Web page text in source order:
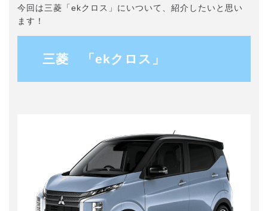
今回は三菱「ekクロス」にいついて、紹介したいと思い
ます！
三菱 「ekクロス」